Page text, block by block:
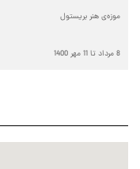
موزه‌ی هنر بریستول
8 مرداد تا 11 مهر 1400